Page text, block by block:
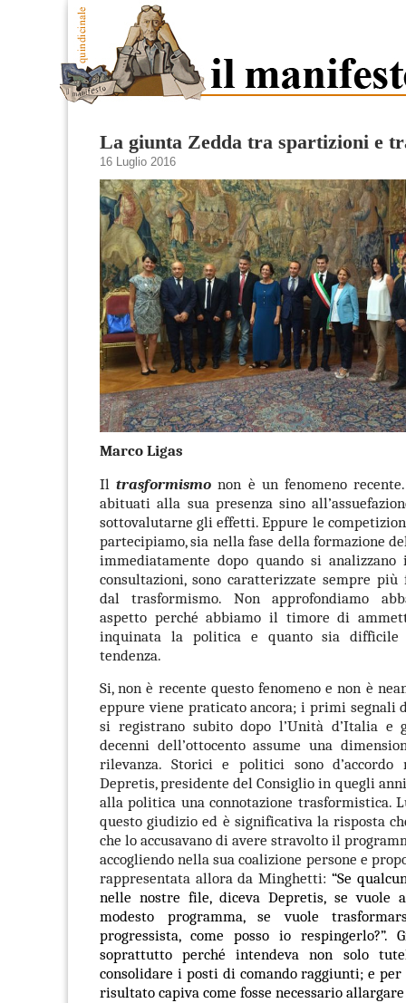
La giunta Zedda tra spartizioni e
16 Luglio 2016
Marco Ligas
Iltrasformismonon è un fenomeno
abituati alla sua presenza sino
sottovalutarne gli effetti. Eppure le
partecipiamo, sia nella fase della formazione
immediatamente dopo quando si
consultazioni, sono caratterizzate sempre più
dal trasformismo. Non approfondiamo
aspetto perché abbiamo il timore di
inquinata la politica e quanto sia difficile
tendenza.
Si, non è recente questo fenomeno e non è
eppure viene praticato ancora; i primi segnali
si registrano subito dopo l’Unità d’Italia
decenni dell’ottocento assume una
rilevanza. Storici e politici sono
Depretis, presidente del Consiglio in quegli
alla politica una connotazione trasformistica.
questo giudizio ed è significativa la risposta
che lo accusavano di avere stravolto il
accogliendo nella sua coalizione persone e
rappresentata allora da Minghetti: “Se
nelle nostre file, diceva Depretis, se vuole
modesto programma, se vuole
progressista, come posso io respingerlo?”.
soprattutto perché intendeva non solo
consolidare i posti di comando raggiunti; e
risultato capiva come fosse necessario